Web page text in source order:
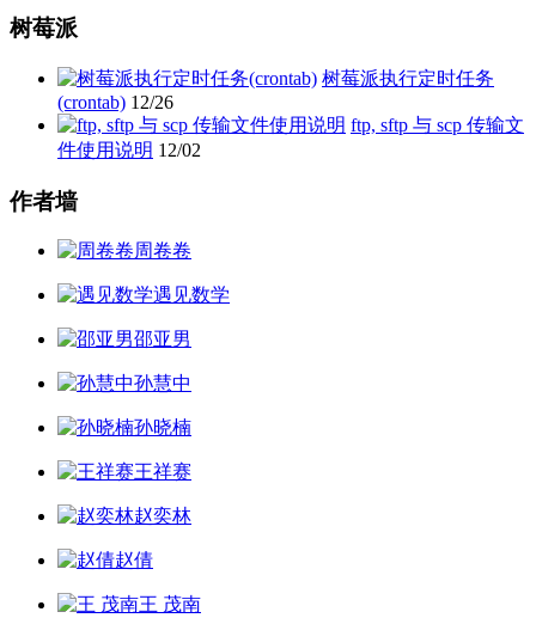
树莓派
树莓派执行定时任务
(crontab) 12/26
ftp, sftp 与 scp 传输文
件使用说明 12/02
作者墙
周卷卷
遇见数学
邵亚男
孙慧中
孙晓楠
王祥赛
赵奕林
赵倩
王 茂南